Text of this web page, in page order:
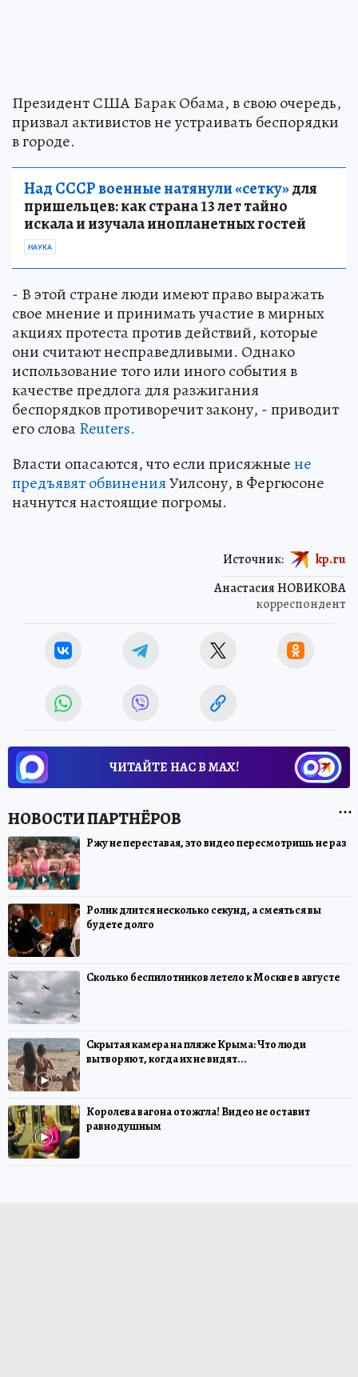
Президент США Барак Обама, в свою очередь,
призвал активистов не устраивать беспорядки
в городе.
Над СССР военные натянули «сетку»для
пришельцев: как страна 13 лет тайно
искала и изучала инопланетных гостей
НАУКА
- В этой стране люди имеют право выражать
свое мнение и принимать участие в мирных
акциях протеста против действий, которые
они считают несправедливыми. Однако
использование того или иного события в
качестве предлога для разжигания
беспорядков противоречит закону, - приводит
его словаReuters.
Власти опасаются, что если присяжныене
предъявят обвиненияУилсону, в Фергюсоне
начнутся настоящие погромы.
Анастасия НОВИКОВА
корреспондент
Источник: kp.ru
ЧИТАЙТЕ НАС В МАХ!
Ржу не переставая, это видео пересмотришь не раз
Ролик длится несколько секунд, а смеяться вы
будете долго
Сколько беспилотников летело к Москве в августе
Скрытая камера на пляже Крыма: Что люди
вытворяют, когда их не видят...
Королева вагона отожгла! Видео не оставит
равнодушным